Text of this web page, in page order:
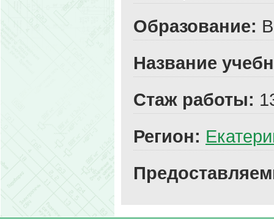
Образование:
Название
Стаж работы:
Регион: